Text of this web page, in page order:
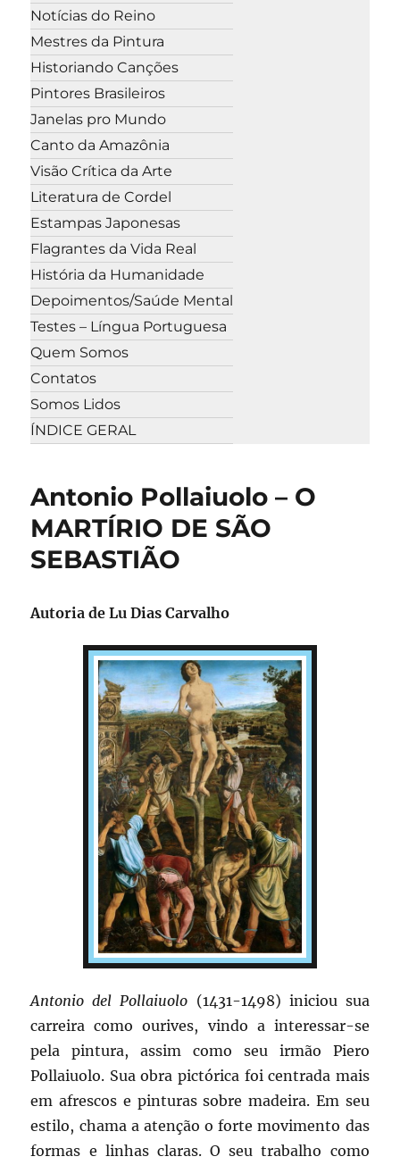
Notícias do Reino
Mestres da Pintura
Historiando Canções
Pintores Brasileiros
Janelas pro Mundo
Canto da Amazônia
Visão Crítica da Arte
Literatura de Cordel
Estampas Japonesas
Flagrantes da Vida Real
História da Humanidade
Depoimentos/Saúde Mental
Testes – Língua Portuguesa
Quem Somos
Contatos
Somos Lidos
ÍNDICE GERAL
Antonio Pollaiuolo – O
MARTÍRIO DE SÃO
SEBASTIÃO
Autoria de Lu Dias Carvalho
Antonio del Pollaiuolo (1431-1498) iniciou sua
carreira como ourives, vindo a interessar-se
pela pintura, assim como seu irmão Piero
Pollaiuolo. Sua obra pictórica foi centrada mais
em afrescos e pinturas sobre madeira. Em seu
estilo, chama a atenção o forte movimento das
formas e linhas claras. O seu trabalho como